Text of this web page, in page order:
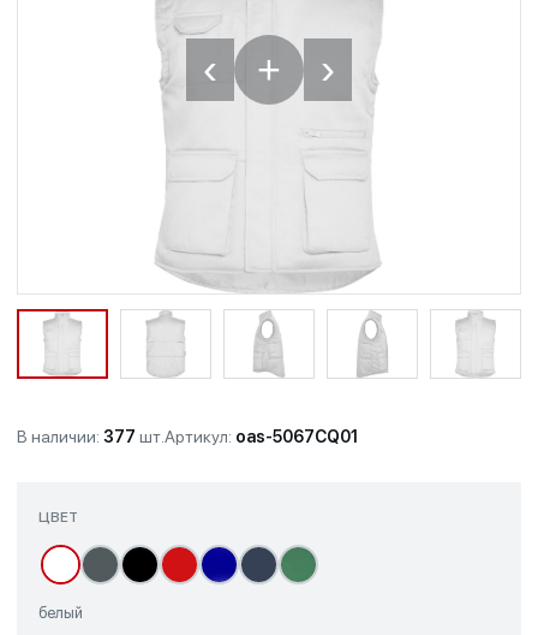
‹ + ›
В наличии: 377 шт.Артикул: oas-5067CQ01
ЦВЕТ
белый